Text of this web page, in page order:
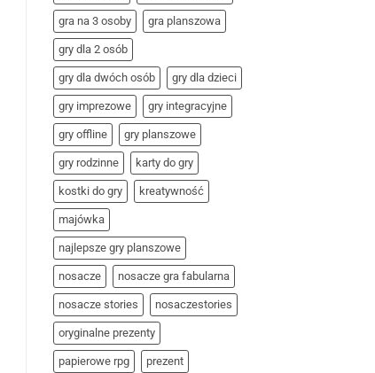
gra na 3 osoby gra planszowa
gry dla 2 osób
gry dla dwóch osób gry dla dzieci
gry imprezowe gry integracyjne
gry offline gry planszowe
gry rodzinne karty do gry
kostki do gry kreatywność
majówka
najlepsze gry planszowe
nosacze nosacze gra fabularna
nosacze stories nosaczestories
oryginalne prezenty
papierowe rpg prezent